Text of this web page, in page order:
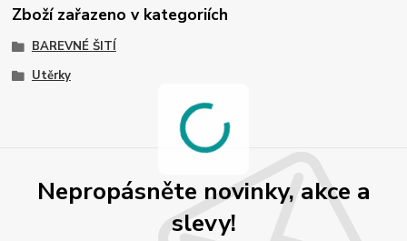
Zboží zařazeno v kategoriích
BAREVNÉ ŠITÍ
Utěrky
Nepropásněte novinky, akce a
slevy!